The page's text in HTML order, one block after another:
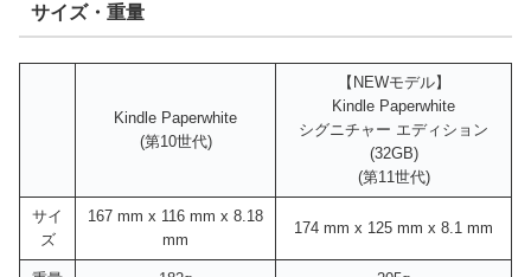
サイズ・重量
Kindle Paperwhite
(第10世代)
【NEWモデル】
Kindle Paperwhite
シグニチャー エディション
(32GB)
(第11世代)
サイ
ズ
167 mm x 116 mm x 8.18
mm
174 mm x 125 mm x 8.1 mm